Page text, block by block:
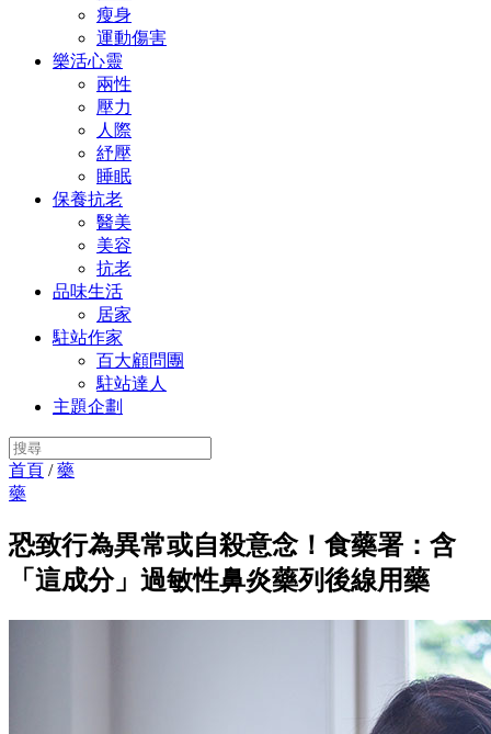
瘦身
運動傷害
樂活心靈
兩性
壓力
人際
紓壓
睡眠
保養抗老
醫美
美容
抗老
品味生活
居家
駐站作家
百大顧問團
駐站達人
主題企劃
首頁 /藥
藥
恐致行為異常或自殺意念！食藥署：含
「這成分」過敏性鼻炎藥列後線用藥